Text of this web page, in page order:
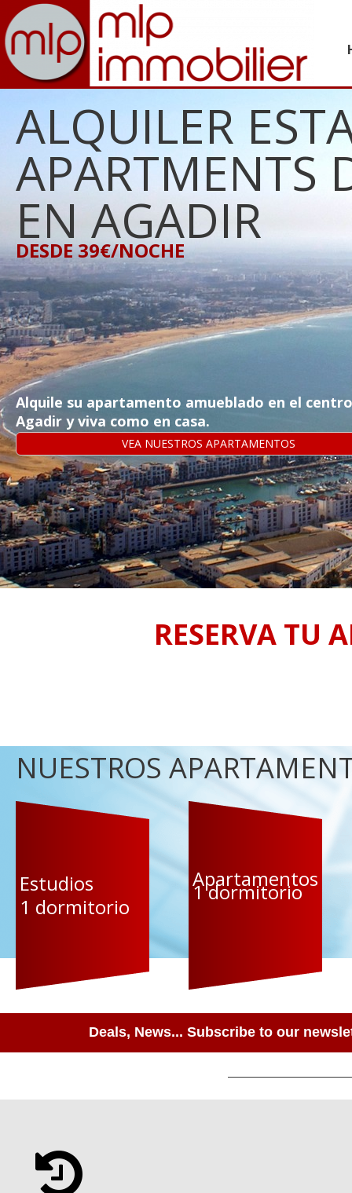
NUESTROS
ALQUILER
APARTMENTS
EN AGADIR
DESDE 39€/NOCHE
Alquile su apartamento amueblado en el
Agadir y viva como en casa.
VEA NUESTROS APARTAMENTOS
Estudios
1 dormitorio
Apartamentos
1 dormitorio
RESERVA TU
Deals, News... Subscribe to our